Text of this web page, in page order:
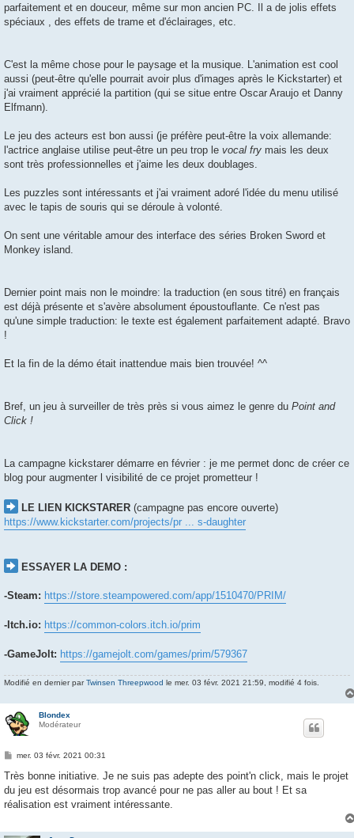
parfaitement et en douceur, même sur mon ancien PC. Il a de jolis effets
spéciaux , des effets de trame et d'éclairages, etc.
C'est la même chose pour le paysage et la musique. L'animation est cool
aussi (peut-être qu'elle pourrait avoir plus d'images après le Kickstarter) et
j'ai vraiment apprécié la partition (qui se situe entre Oscar Araujo et Danny
Elfmann).
Le jeu des acteurs est bon aussi (je préfère peut-être la voix allemande:
l'actrice anglaise utilise peut-être un peu trop le vocal fry mais les deux
sont très professionnelles et j'aime les deux doublages.
Les puzzles sont intéressants et j'ai vraiment adoré l'idée du menu utilisé
avec le tapis de souris qui se déroule à volonté.
On sent une véritable amour des interface des séries Broken Sword et
Monkey island.
Dernier point mais non le moindre: la traduction (en sous titré) en français
est déjà présente et s'avère absolument époustouflante. Ce n'est pas
qu'une simple traduction: le texte est également parfaitement adapté. Bravo
!
Et la fin de la démo était inattendue mais bien trouvée! ^^
Bref, un jeu à surveiller de très près si vous aimez le genre du Point and
Click !
La campagne kickstarer démarre en février : je me permet donc de créer ce
blog pour augmenter l visibilité de ce projet prometteur !
LE LIEN KICKSTARER (campagne pas encore ouverte)
https://www.kickstarter.com/projects/pr ... s-daughter
ESSAYER LA DEMO :
-Steam: https://store.steampowered.com/app/1510470/PRIM/
-Itch.io: https://common-colors.itch.io/prim
-GameJolt: https://gamejolt.com/games/prim/579367
Modifié en dernier parTwinsen Threepwood le mer. 03 févr. 2021 21:59, modifié 4 fois.
Blondex
Modérateur
M
s
a
g
mer. 03 févr. 2021 00:31
Très bonne initiative. Je ne suis pas adepte des point'n click, mais le projet
du jeu est désormais trop avancé pour ne pas aller au bout ! Et sa
réalisation est vraiment intéressante.